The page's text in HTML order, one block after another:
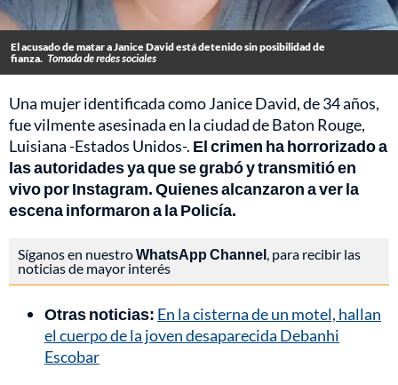
El acusado de matar a Janice David está detenido sin posibilidad de
fianza. Tomada de redes sociales
Una mujer identificada como Janice David, de 34 años,
fue vilmente asesinada en la ciudad de Baton Rouge,
Luisiana -Estados Unidos-. El crimen ha horrorizado a
las autoridades ya que se grabó y transmitió en
vivo por Instagram. Quienes alcanzaron a ver la
escena informaron a la Policía.
Síganos en nuestroWhatsApp Channel, para recibir las
noticias de mayor interés
Otras noticias: En la cisterna de un motel, hallan
el cuerpo de la joven desaparecida Debanhi
Escobar